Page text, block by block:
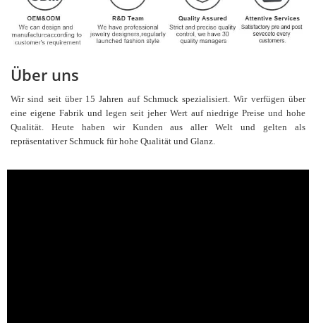
Über uns
Wir sind seit über 15 Jahren auf Schmuck spezialisiert. Wir verfügen über
eine eigene Fabrik und legen seit jeher Wert auf niedrige Preise und hohe
Qualität. Heute haben wir Kunden aus aller Welt und gelten als
repräsentativer Schmuck für hohe Qualität und Glanz.